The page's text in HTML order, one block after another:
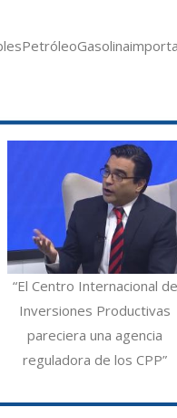
PetróleoGasolina
“El Centro Internacional de
Inversiones Productivas
pareciera una agencia
reguladora de los CPP”